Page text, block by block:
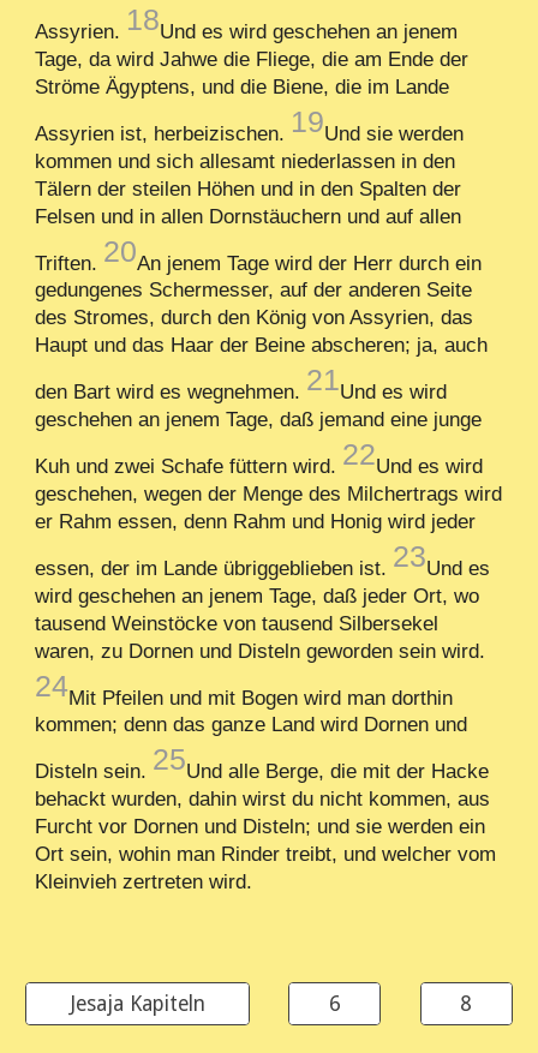
Assyrien. 18Und es wird geschehen an jenem
Tage, da wird Jahwe die Fliege, die am Ende der
Ströme Ägyptens, und die Biene, die im Lande
Assyrien ist, herbeizischen. 19Und sie werden
kommen und sich allesamt niederlassen in den
Tälern der steilen Höhen und in den Spalten der
Felsen und in allen Dornstäuchern und auf allen
Triften. 20An jenem Tage wird der Herr durch ein
gedungenes Schermesser, auf der anderen Seite
des Stromes, durch den König von Assyrien, das
Haupt und das Haar der Beine abscheren; ja, auch
den Bart wird es wegnehmen. 21Und es wird
geschehen an jenem Tage, daß jemand eine junge
Kuh und zwei Schafe füttern wird. 22Und es wird
geschehen, wegen der Menge des Milchertrags wird
er Rahm essen, denn Rahm und Honig wird jeder
essen, der im Lande übriggeblieben ist. 23Und es
wird geschehen an jenem Tage, daß jeder Ort, wo
tausend Weinstöcke von tausend Silbersekel
waren, zu Dornen und Disteln geworden sein wird.
24Mit Pfeilen und mit Bogen wird man dorthin
kommen; denn das ganze Land wird Dornen und
Disteln sein. 25Und alle Berge, die mit der Hacke
behackt wurden, dahin wirst du nicht kommen, aus
Furcht vor Dornen und Disteln; und sie werden ein
Ort sein, wohin man Rinder treibt, und welcher vom
Kleinvieh zertreten wird.
Jesaja Kapiteln 6 8